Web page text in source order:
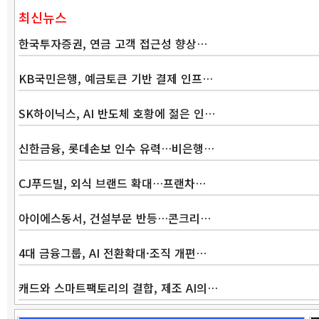
최신뉴스
한국투자증권, 연금 고객 접근성 향상…
KB국민은행, 예금토큰 기반 결제 인프…
SK하이닉스, AI 반도체 호황에 젊은 인…
신한금융, 롯데손보 인수 유력…비은행…
CJ푸드빌, 외식 브랜드 확대…프랜차…
아이에스동서, 건설부문 반등…콘크리…
4대 금융그룹, AI 전환확대·조직 개편…
캐드와 스마트팩토리의 결합, 제조 AI의…